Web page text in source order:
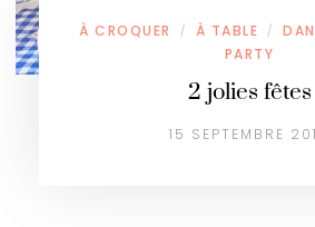
À CROQUER / À TABLE /
PARTY
2 jolies fêtes
15 SEPTEMBRE